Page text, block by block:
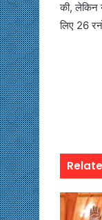
की, लेकिन
लिए 26